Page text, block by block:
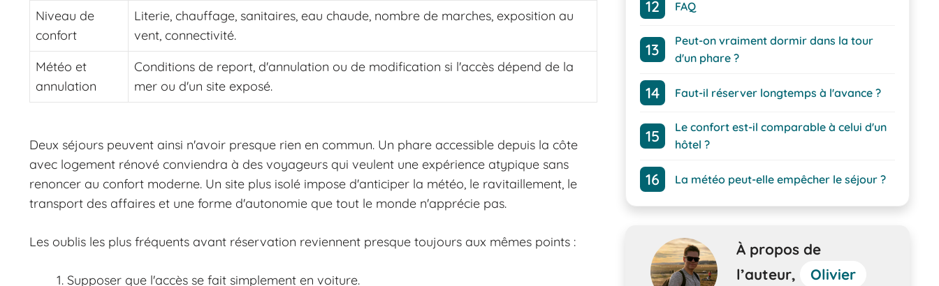
Niveau de
confort
Literie, chauffage, sanitaires, eau chaude, nombre de marches, exposition au
vent, connectivité.
Météo et
annulation
Conditions de report, d'annulation ou de modification si l'accès dépend de la
mer ou d'un site exposé.
Deux séjours peuvent ainsi n'avoir presque rien en commun. Un phare accessible depuis la côte
avec logement rénové conviendra à des voyageurs qui veulent une expérience atypique sans
renoncer au confort moderne. Un site plus isolé impose d'anticiper la météo, le ravitaillement, le
transport des affaires et une forme d'autonomie que tout le monde n'apprécie pas.
Les oublis les plus fréquents avant réservation reviennent presque toujours aux mêmes points :
Supposer que l'accès se fait simplement en voiture.
FAQ
Peut-on vraiment dormir dans la tour
d'un phare ?
Faut-il réserver longtemps à l'avance ?
Le confort est-il comparable à celui d'un
hôtel ?
La météo peut-elle empêcher le séjour ?
À propos de
l’auteur,
Olivier